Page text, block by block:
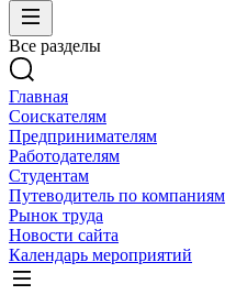
Все разделы
Главная
Соискателям
Предпринимателям
Работодателям
Студентам
Путеводитель по компаниям
Рынок труда
Новости сайта
Календарь мероприятий